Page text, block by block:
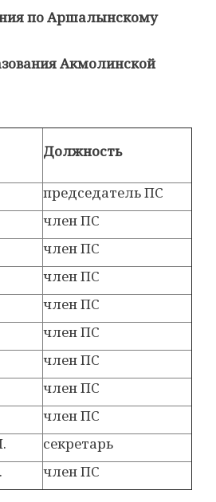
по Аршалынскому
Акмолинской
Должность
председатель ПС
член ПС
член ПС
член ПС
член ПС
член ПС
член ПС
член ПС
член ПС
секретарь
член ПС